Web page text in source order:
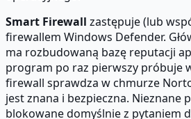
Smart Firewall zastępuje (lub
firewallem Windows Defender.
ma rozbudowaną bazę reputacji
program po raz pierwszy próbuje
firewall sprawdza w chmurze
jest znana i bezpieczna. Nieznane
blokowane domyślnie z pytaniem